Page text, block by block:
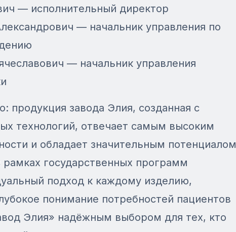
— исполнительный директор
— начальник управления по
— начальник управления
продукция завода Элия, созданная с
технологий, отвечает самым высоким
и обладает значительным потенциалом
государственных программ
подход к каждому изделию,
понимание потребностей пациентов
Элия» надёжным выбором для тех, кто